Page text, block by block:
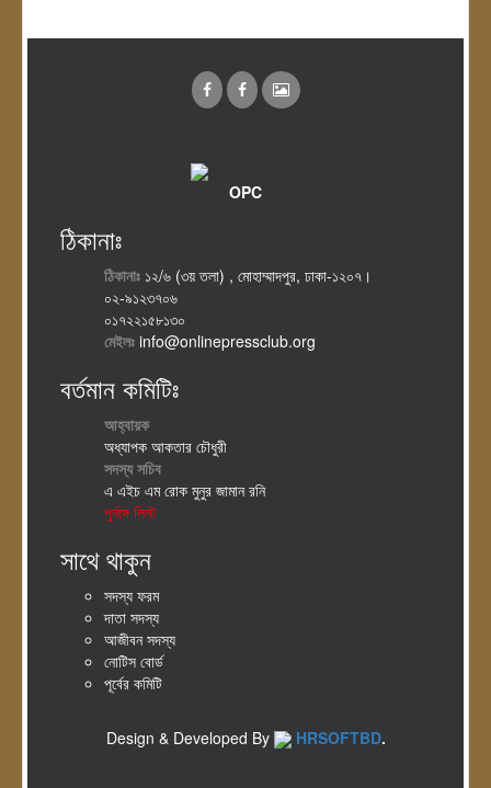
OPC
ঠিকানাঃ
ঠিকানাঃ ১২/৬ (৩য় তলা) , মোহাম্মাদপুর, ঢাকা-১২০৭।
০২-৯১২৩৭০৬
০১৭২২১৫৮১৩০
মেইলঃ info@onlinepressclub.org
বর্তমান কমিটিঃ
আহ্বায়ক
অধ্যাপক আকতার চৌধুরী
সদস্য সচিব
এ এইচ এম রোক মুনুর জামান রনি
পুর্নাঙ্গ লিস্ট
সাথে থাকুন
সদস্য ফরম
দাতা সদস্য
আজীবন সদস্য
নোটিস বোর্ড
পূর্বের কমিটি
Design & Developed By HRSOFTBD.